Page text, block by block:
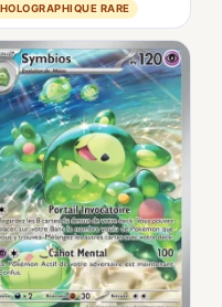
HOLOGRAPHIQUE RARE